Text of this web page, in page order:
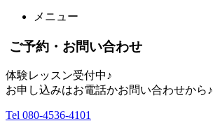
メニュー
ご予約・お問い合わせ
体験レッスン受付中♪
お申し込みはお電話かお問い合わせから♪
Tel 080-4536-4101